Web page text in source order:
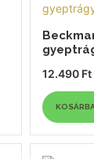
12.490 Ft
KOSÁRBA